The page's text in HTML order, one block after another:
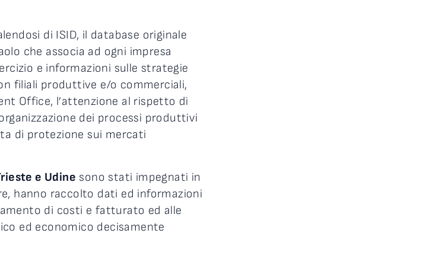
di ISID, il database originale
che associa ad ogni impresa
e informazioni sulle strategie
filiali produttive e/o commerciali,
Office, l’attenzione al rispetto di
dei processi produttivi
di protezione sui mercati
e Udine sono stati impegnati in
hanno raccolto dati ed informazioni
di costi e fatturato ed alle
ed economico decisamente